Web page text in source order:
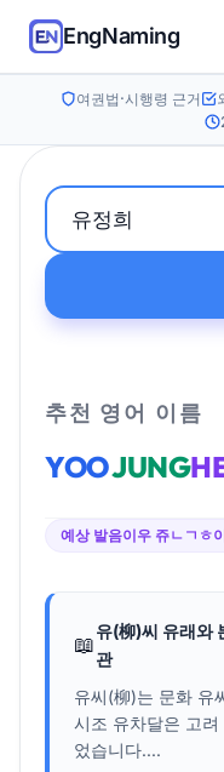
EngNaming
여권법·시행령 근거
추천 영어 이름
YOOJUNG
예상 발음이우 쥬ㄴㄱㅎ
📖
유(柳)씨 유래와
관
유씨(柳)는 문화 유
시조 유차달은 고
었습니다....